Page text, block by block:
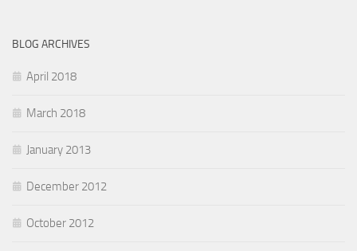
BLOG ARCHIVES
April 2018
March 2018
January 2013
December 2012
October 2012